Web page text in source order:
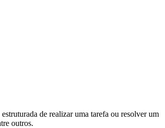
de realizar uma tarefa ou resolver um
outros.